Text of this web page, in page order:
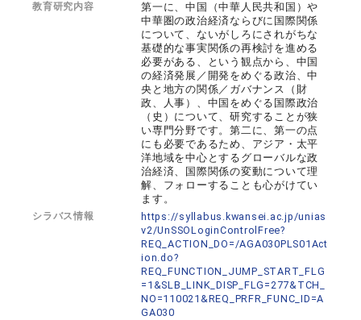
教育研究内容
第一に、中国（中華人民共和国）や
中華圏の政治経済ならびに国際関係
について、ないがしろにされがちな
基礎的な事実関係の再検討を進める
必要がある、という観点から、中国
の経済発展／開発をめぐる政治、中
央と地方の関係／ガバナンス（財
政、人事）、中国をめぐる国際政治
（史）について、研究することが狭
い専門分野です。第二に、第一の点
にも必要であるため、アジア・太平
洋地域を中心とするグローバルな政
治経済、国際関係の変動について理
解、フォローすることも心がけてい
ます。
シラバス情報
https://syllabus.kwansei.ac.jp/unias
v2/UnSSOLoginControlFree?
REQ_ACTION_DO=/AGA030PLS01Act
ion.do?
REQ_FUNCTION_JUMP_START_FLG
=1&SLB_LINK_DISP_FLG=277&TCH_
NO=110021&REQ_PRFR_FUNC_ID=A
GA030